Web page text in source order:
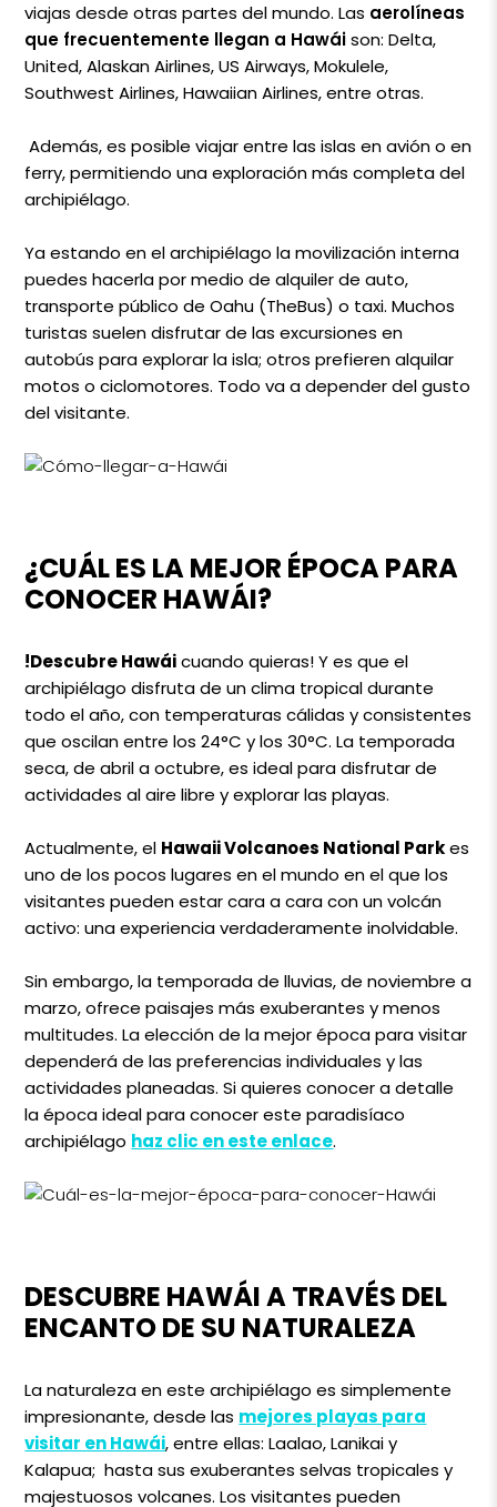
viajas desde otras partes del mundo.Las aerolíneas
que frecuentemente llegan a Hawáison: Delta,
United, Alaskan Airlines, US Airways, Mokulele,
Southwest Airlines, Hawaiian Airlines, entre otras.
Además, es posible viajar entre las islas en avión o en
ferry, permitiendo una exploración más completa del
archipiélago.
Ya estando en el archipiélago la movilización interna
puedes hacerla por medio de alquiler de auto,
transporte público de Oahu (TheBus) o taxi. Muchos
turistas suelen disfrutar de las excursiones en
autobús para explorar la isla; otros prefieren alquilar
motos o ciclomotores. Todo va a depender del gusto
del visitante.
¿CUÁL ES LA MEJOR ÉPOCA PARA
CONOCER HAWÁI?
!Descubre Hawáicuando quieras! Y es que el
archipiélago disfruta de un clima tropical durante
todo el año, con temperaturas cálidas y consistentes
que oscilan entre los 24°C y los 30°C. La temporada
seca, de abril a octubre, es ideal para disfrutar de
actividades al aire libre y explorar las playas.
Actualmente, el Hawaii Volcanoes National Parkes
uno de los pocos lugares en el mundo en el que los
visitantes pueden estar cara a cara con un volcán
activo: una experiencia verdaderamente inolvidable.
Sin embargo, la temporada de lluvias, de noviembre a
marzo, ofrece paisajes más exuberantes y menos
multitudes. La elección de la mejor época para visitar
dependerá de las preferencias individuales y las
actividades planeadas. Si quieres conocer a detalle
la época ideal para conocer este paradisíaco
archipiélago haz clic en este enlace.
DESCUBRE HAWÁI A TRAVÉS DEL
ENCANTO DE SU NATURALEZA
La naturaleza en este archipiélago es simplemente
impresionante, desde las mejores playas para
visitar en Hawái, entre ellas: Laalao, Lanikai y
Kalapua; hasta sus exuberantes selvas tropicales y
majestuosos volcanes. Los visitantes pueden